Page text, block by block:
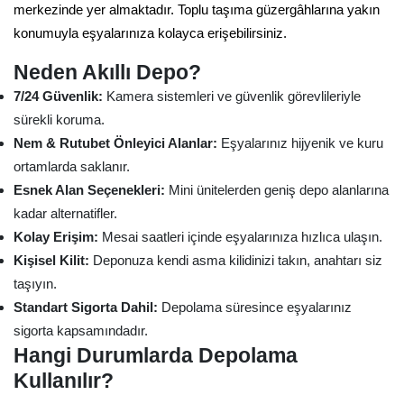
merkezinde yer almaktadır. Toplu taşıma güzergâhlarına yakın
konumuyla eşyalarınıza kolayca erişebilirsiniz.
Neden Akıllı Depo?
7/24 Güvenlik: Kamera sistemleri ve güvenlik görevlileriyle
sürekli koruma.
Nem & Rutubet Önleyici Alanlar: Eşyalarınız hijyenik ve kuru
ortamlarda saklanır.
Esnek Alan Seçenekleri: Mini ünitelerden geniş depo alanlarına
kadar alternatifler.
Kolay Erişim: Mesai saatleri içinde eşyalarınıza hızlıca ulaşın.
Kişisel Kilit: Deponuza kendi asma kilidinizi takın, anahtarı siz
taşıyın.
Standart Sigorta Dahil: Depolama süresince eşyalarınız
sigorta kapsamındadır.
Hangi Durumlarda Depolama
Kullanılır?